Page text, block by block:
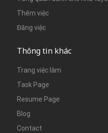
Thêm việc
Đăng việc
Thông tin khác
Trang việc làm
Task Page
Resume Page
Blog
Contact